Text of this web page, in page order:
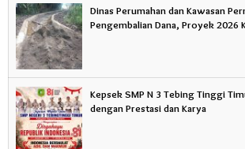
Dinas Perumahan dan Kawasan
Pengembalian Dana, Proyek 2026
Kepsek SMP N 3 Tebing Tinggi
dengan Prestasi dan Karya